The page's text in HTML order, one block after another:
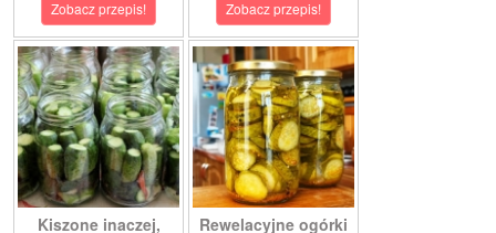
Zobacz przepis! Zobacz przepis!
Kiszone inaczej, Rewelacyjne ogórki